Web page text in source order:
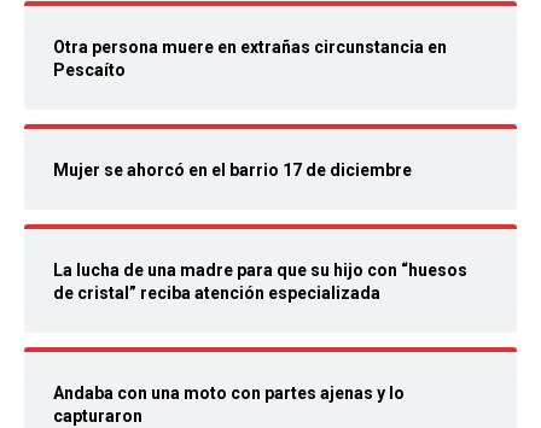
Otra persona muere en extrañas circunstancia en
Pescaíto
Mujer se ahorcó en el barrio 17 de diciembre
La lucha de una madre para que su hijo con “huesos
de cristal” reciba atención especializada
Andaba con una moto con partes ajenas y lo
capturaron